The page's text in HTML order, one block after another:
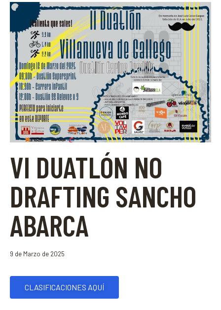
VI DUATLÓN NO
DRAFTING SANCHO
ABARCA
9 de Marzo de 2025
CLASIFICACIONES AQUÍ